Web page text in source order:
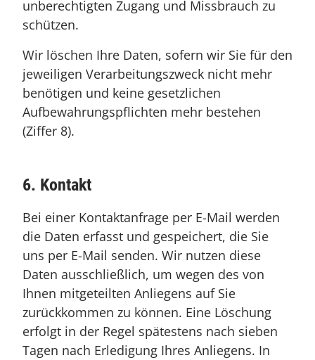
unberechtigten Zugang und Missbrauch zu
schützen.
Wir löschen Ihre Daten, sofern wir Sie für den
jeweiligen Verarbeitungszweck nicht mehr
benötigen und keine gesetzlichen
Aufbewahrungspflichten mehr bestehen
(Ziffer 8).
6. Kontakt
Bei einer Kontaktanfrage per E-Mail werden
die Daten erfasst und gespeichert, die Sie
uns per E-Mail senden. Wir nutzen diese
Daten ausschließlich, um wegen des von
Ihnen mitgeteilten Anliegens auf Sie
zurückkommen zu können. Eine Löschung
erfolgt in der Regel spätestens nach sieben
Tagen nach Erledigung Ihres Anliegens. In